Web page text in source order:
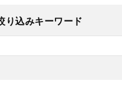
り込みキーワード